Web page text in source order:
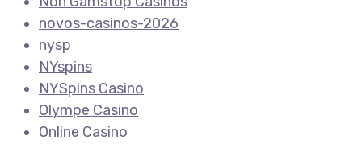
novos-casinos-2026
nysp
NYspins
NYSpins Casino
Olympe Casino
Online Casino